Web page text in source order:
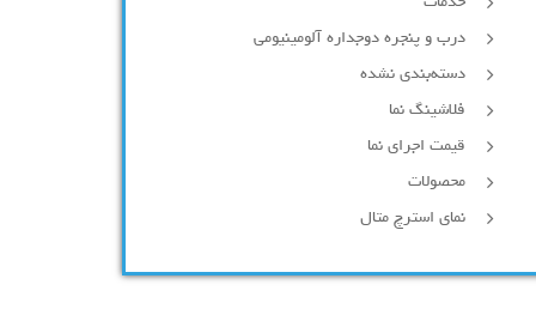
درب و پنجره دوجداره آلومینیومی
دسته‌بندی نشده
فلاشینگ نما
قیمت اجرای نما
محصولات
نمای استرچ متال